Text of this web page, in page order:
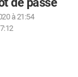
à 21:54